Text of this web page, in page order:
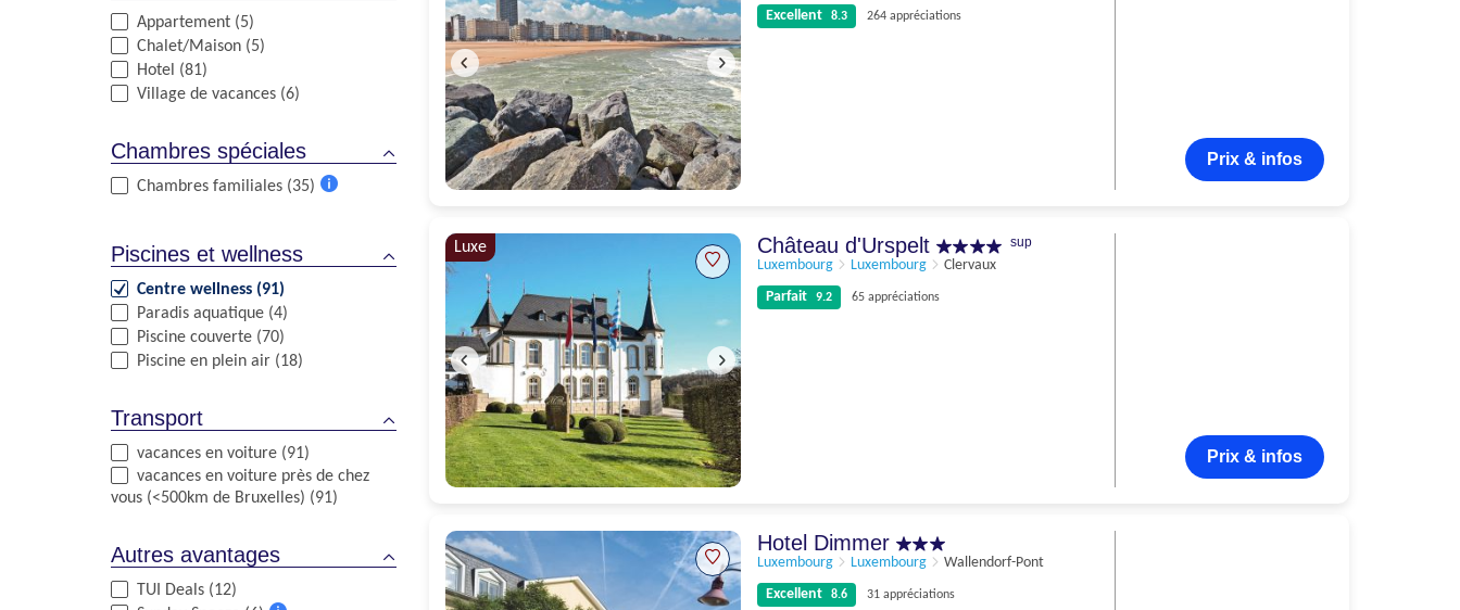
Appartement (5)
Chalet/Maison (5)
Hotel (81)
Village de vacances (6)
Chambres spéciales
Chambres familiales (35)
Piscines et wellness
Centre wellness (91)
Paradis aquatique (4)
Piscine couverte (70)
Piscine en plein air (18)
Transport
vacances en voiture (91)
vacances en voiture près de chez
vous (<500km de Bruxelles) (91)
Autres avantages
TUI Deals (12)
264 appréciations
Excellent
8.3 264 appréciations
Prix & infos
Luxe
65 appréciations
Château d'Urspelt sup
Luxembourg Luxembourg
Clervaux
Parfait
9.2 65 appréciations
Prix & infos
Hotel Dimmer
Luxembourg Luxembourg
Wallendorf-Pont
Excellent
8.6 31 appréciations